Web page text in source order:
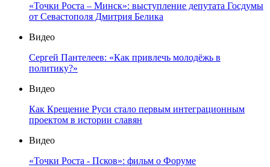
«Точки Роста – Минск»: выступление депутата Госдумы
от Севастополя Дмитрия Белика
Видео
Сергей Пантелеев: «Как привлечь молодёжь в
политику?»
Видео
Как Крещение Руси стало первым интеграционным
проектом в истории славян
Видео
«Точки Роста - Псков»: фильм о Форуме